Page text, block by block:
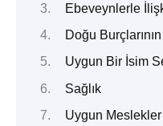
Ebeveynlerle
Doğu
Uygun Bir İsim
Sağlık
Uygun Meslekler